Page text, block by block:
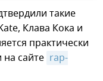
такие
Клава Кока и
практически
сайте rap-